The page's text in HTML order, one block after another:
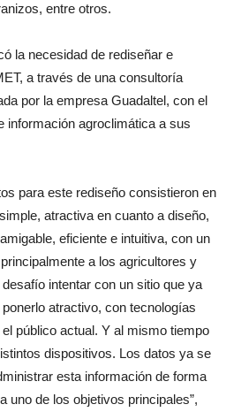
entre otros.
la necesidad de rediseñar e
a través de una consultoría
por la empresa Guadaltel, con el
información agroclimática a sus
para este rediseño consistieron en
atractiva en cuanto a diseño,
eficiente e intuitiva, con un
a los agricultores y
intentar con un sitio que ya
atractivo, con tecnologías
público actual. Y al mismo tiempo
dispositivos. Los datos ya se
esta información de forma
uno de los objetivos principales”,